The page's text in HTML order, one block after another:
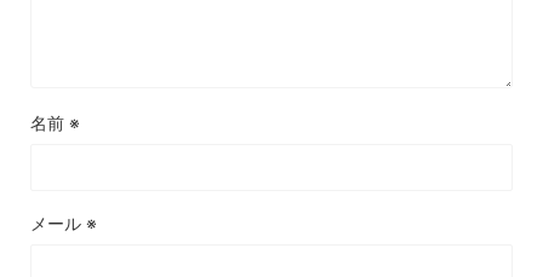
名前 ※
メール ※